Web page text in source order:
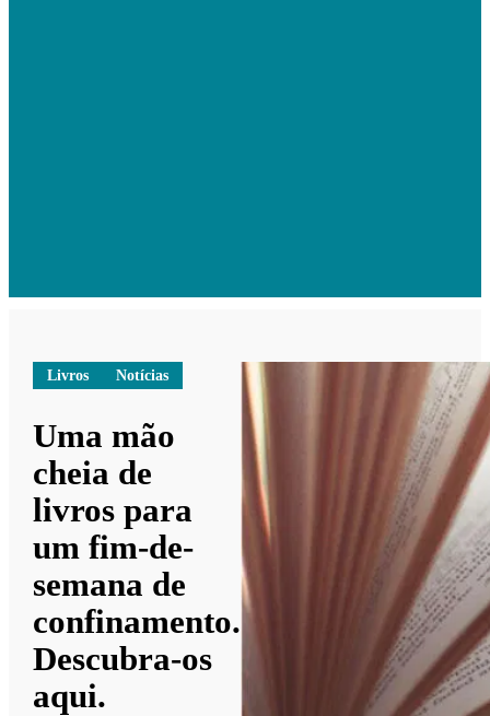
Livros Notícias
Uma mão
cheia de
livros para
um fim-de-
semana de
confinamento.
Descubra-os
aqui.